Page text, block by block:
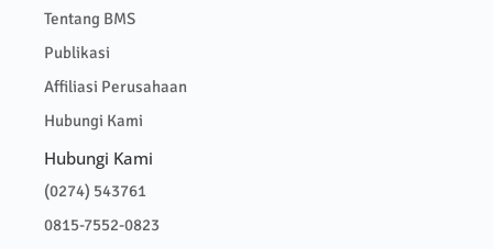
Tentang BMS
Publikasi
Affiliasi Perusahaan
Hubungi Kami
Hubungi Kami
(0274) 543761
0815-7552-0823